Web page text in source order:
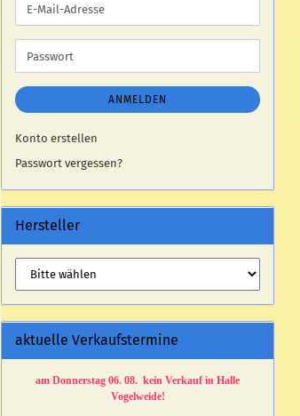
E-
Mail-
Adresse
Passwort
ANMELDEN
Konto erstellen
Passwort vergessen?
Hersteller
aktuelle Verkaufstermine
am Donnerstag 06. 08. kein Verkauf in Halle
Vogelweide!